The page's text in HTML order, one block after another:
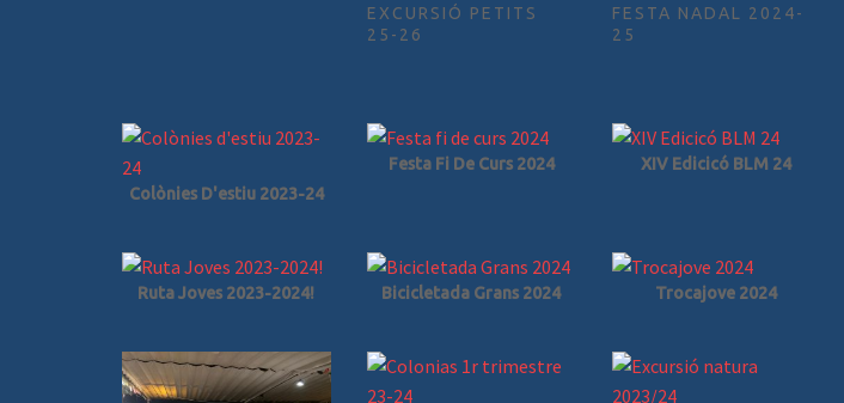
EXCURSIÓ PETITS
25-26
FESTA NADAL 2024-
25
Colònies D'estiu 2023-24
Festa Fi De Curs 2024 XIV Edicicó BLM 24
Ruta Joves 2023-2024! Bicicletada Grans 2024 Trocajove 2024